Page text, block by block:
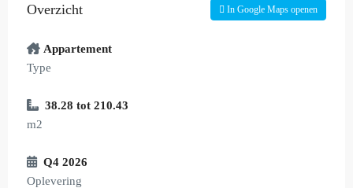
Overzicht In Google Maps openen
Appartement
Type
38.28 tot 210.43
m2
Q4 2026
Oplevering